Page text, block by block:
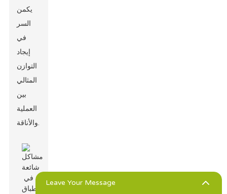
يكمن
السر
في
إيجاد
التوازن
المثالي
بين
العملية
والأناقة.
Leave Your Message